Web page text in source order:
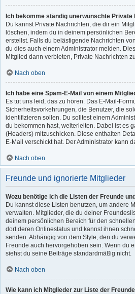
Ich bekomme ständig unerwünschte Private
Du kannst Private Nachrichten, die dir ein
löschen, indem du in deinem persönlichen
erstellst. Falls du belästigende Nachrichten
du dies auch einem Administrator melden.
Mitglied dann verbieten, Private Nachrichten
Nach oben
Ich habe eine Spam-E-Mail von einem
Es tut uns leid, das zu hören. Das E-Mail-
Sicherheitsvorkehrungen, die Benutzer, die
identifizieren sollen. Du solltest einem
du bekommen hast, weiterleiten. Dabei ist es
(Headers) mitzuschicken. Diese enthalten
E-Mail verschickt hat. Der Administrator kann
Nach oben
Freunde und ignorierte Mitglieder
Wozu benötige ich die Listen der Freunde
Du kannst diese Listen benutzen, um andere
verwalten. Mitglieder, die du deiner
deinem persönlichen Bereich für den
dort deren Onlinestatus und kannst ihnen
senden. Abhängig von dem Style, den du
Freunde auch hervorgehoben sein. Wenn du
siehst du seine Beiträge standardmäßig nicht.
Nach oben
Wie kann ich Mitglieder zur Liste der